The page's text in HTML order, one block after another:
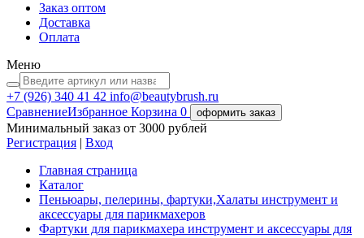
Заказ оптом
Доставка
Оплата
Меню
+7 (926) 340 41 42 info@beautybrush.ru
СравнениеИзбранное Корзина 0 оформить заказ
Минимальный заказ от 3000 рублей
Регистрация | Вход
Главная страница
Каталог
Пеньюары, пелерины, фартуки,Халаты инструмент и
аксессуары для парикмахеров
Фартуки для парикмахера инструмент и аксессуары для